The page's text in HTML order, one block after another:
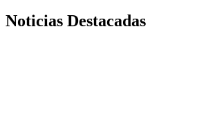
Noticias Destacadas